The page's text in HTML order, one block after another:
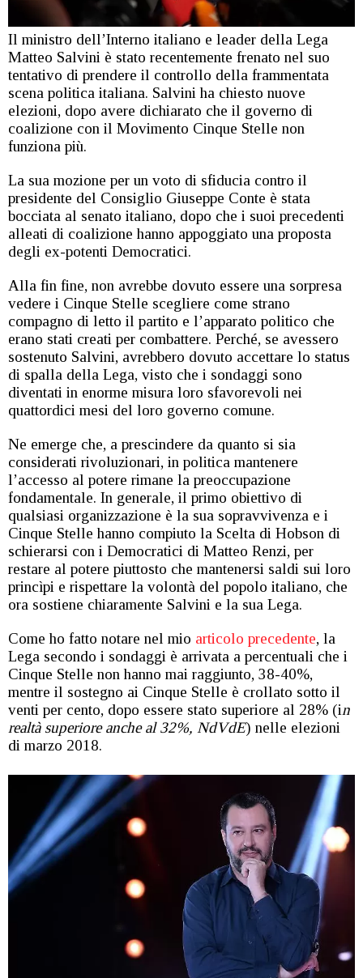
Il ministro dell’Interno italiano e leader della Lega
Matteo Salvini è stato recentemente frenato nel suo
tentativo di prendere il controllo della frammentata
scena politica italiana. Salvini ha chiesto nuove
elezioni, dopo avere dichiarato che il governo di
coalizione con il Movimento Cinque Stelle non
funziona più.
La sua mozione per un voto di sfiducia contro il
presidente del Consiglio Giuseppe Conte è stata
bocciata al senato italiano, dopo che i suoi precedenti
alleati di coalizione hanno appoggiato una proposta
degli ex-potenti Democratici.
Alla fin fine, non avrebbe dovuto essere una sorpresa
vedere i Cinque Stelle scegliere come strano
compagno di letto il partito e l’apparato politico che
erano stati creati per combattere. Perché, se avessero
sostenuto Salvini, avrebbero dovuto accettare lo status
di spalla della Lega, visto che i sondaggi sono
diventati in enorme misura loro sfavorevoli nei
quattordici mesi del loro governo comune.
Ne emerge che, a prescindere da quanto si sia
considerati rivoluzionari, in politica mantenere
l’accesso al potere rimane la preoccupazione
fondamentale. In generale, il primo obiettivo di
qualsiasi organizzazione è la sua sopravvivenza e i
Cinque Stelle hanno compiuto la Scelta di Hobson di
schierarsi con i Democratici di Matteo Renzi, per
restare al potere piuttosto che mantenersi saldi sui loro
princìpi e rispettare la volontà del popolo italiano, che
ora sostiene chiaramente Salvini e la sua Lega.
Come ho fatto notare nel mio articolo precedente, la
Lega secondo i sondaggi è arrivata a percentuali che i
Cinque Stelle non hanno mai raggiunto, 38-40%,
mentre il sostegno ai Cinque Stelle è crollato sotto il
venti per cento, dopo essere stato superiore al 28% (in
realtà superiore anche al 32%, NdVdE) nelle elezioni
di marzo 2018.